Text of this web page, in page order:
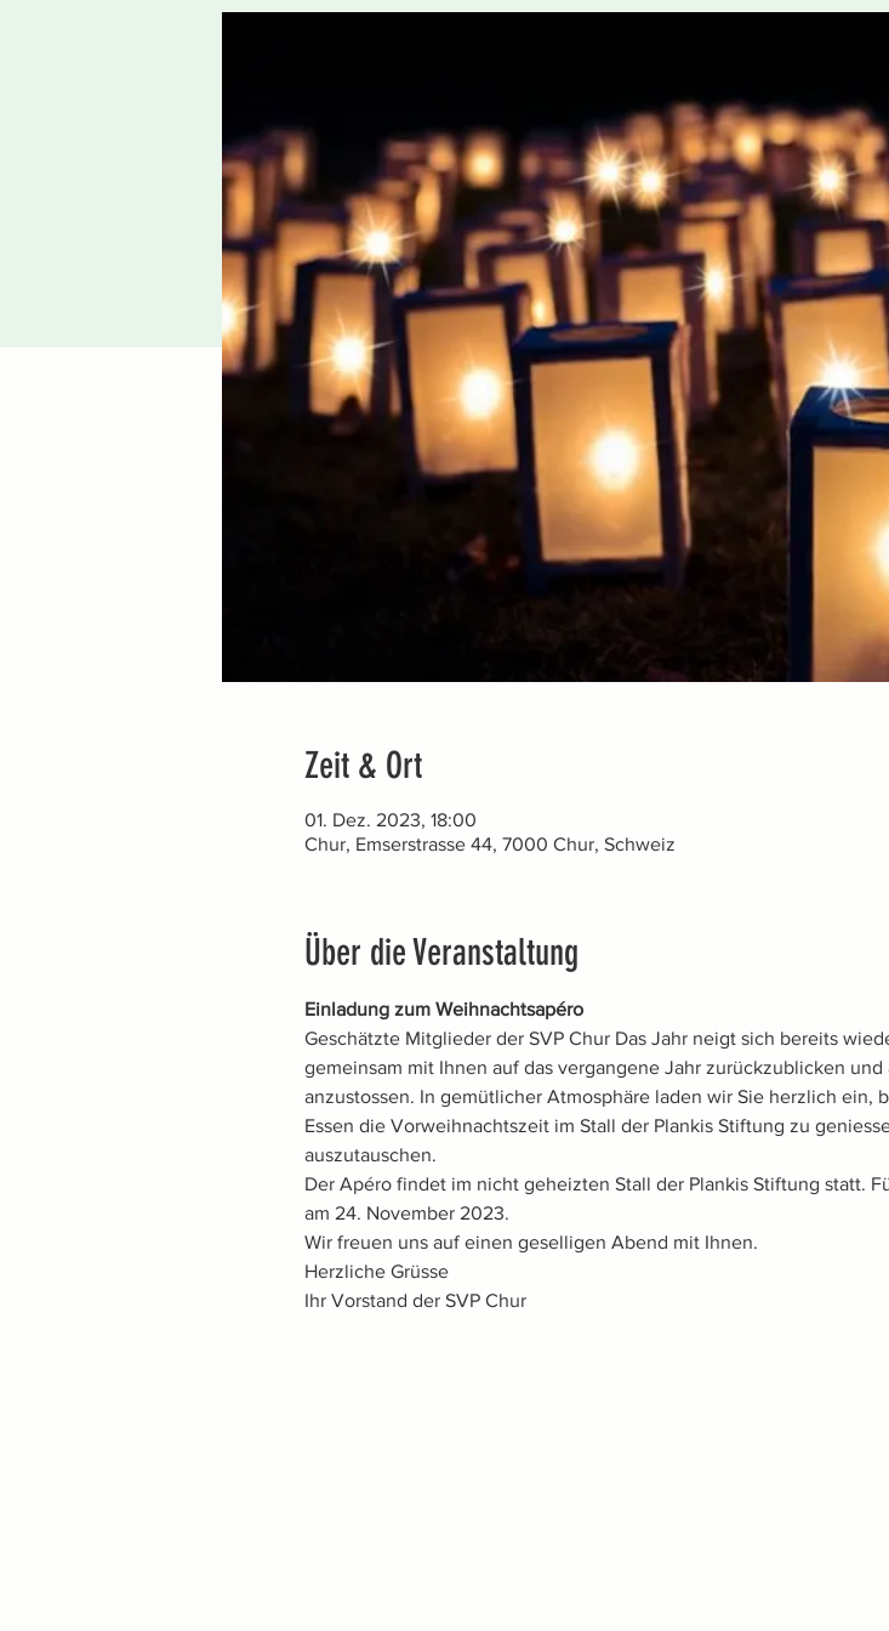
Zeit & Ort
01. Dez. 2023, 18:00
Chur, Emserstrasse 44, 7000 Chur, Schweiz
Über die Veranstaltung
Einladung zum Weihnachtsapéro
Geschätzte Mitglieder der SVP Chur Das Jahr neigt sich bereits
gemeinsam mit Ihnen auf das vergangene Jahr zurückzublicken
anzustossen. In gemütlicher Atmosphäre laden wir Sie herzlich ein,
Essen die Vorweihnachtszeit im Stall der Plankis Stiftung zu
auszutauschen.
Der Apéro findet im nicht geheizten Stall der Plankis Stiftung statt.
am 24. November 2023.
Wir freuen uns auf einen geselligen Abend mit Ihnen.
Herzliche Grüsse
Ihr Vorstand der SVP Chur